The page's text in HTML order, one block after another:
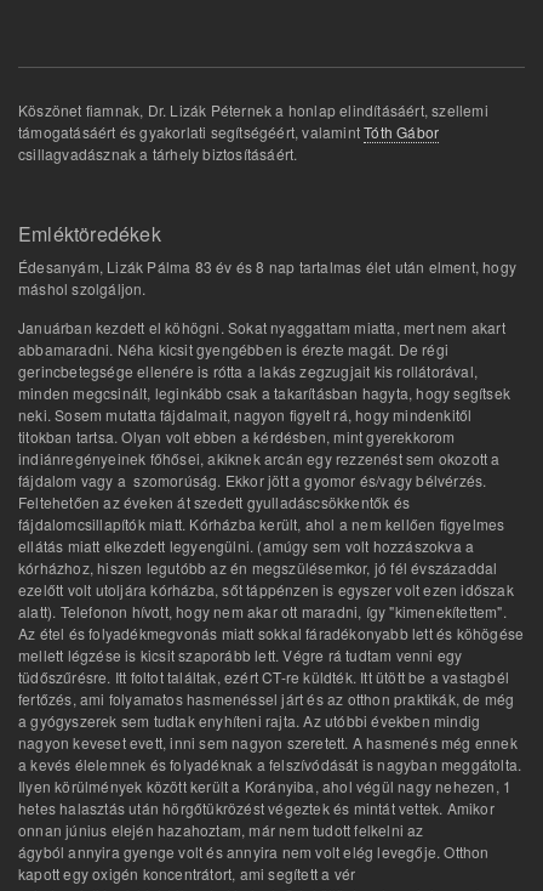
Köszönet fiamnak, Dr. Lizák Péternek a honlap elindításáért, szellemi
támogatásáért és gyakorlati segítségéért, valamintTóth Gábor
csillagvadásznak a tárhely biztosításáért.
Emléktöredékek
Édesanyám, Lizák Pálma 83 év és 8 nap tartalmas élet után elment, hogy
máshol szolgáljon.
Januárban kezdett el köhögni. Sokat nyaggattam miatta, mert nem akart
abbamaradni. Néha kicsit gyengébben is érezte magát. De régi
gerincbetegsége ellenére is rótta a lakás zegzugjait kis rollátorával,
minden megcsinált, leginkább csak a takarításban hagyta, hogy segítsek
neki. Sosem mutatta fájdalmait, nagyon figyelt rá, hogy mindenkitől
titokban tartsa. Olyan volt ebben a kérdésben, mint gyerekkorom
indiánregényeinek főhősei, akiknek arcán egy rezzenést sem okozott a
fájdalom vagy a szomorúság. Ekkor jött a gyomor és/vagy bélvérzés.
Feltehetően az éveken át szedett gyulladáscsökkentők és
fájdalomcsillapítók miatt. Kórházba került, ahol a nem kellően figyelmes
ellátás miatt elkezdett legyengülni. (amúgy sem volt hozzászokva a
kórházhoz, hiszen legutóbb az én megszülésemkor, jó fél évszázaddal
ezelőtt volt utoljára kórházba, sőt táppénzen is egyszer volt ezen időszak
alatt). Telefonon hívott, hogy nem akar ott maradni, így "kimenekítettem".
Az étel és folyadékmegvonás miatt sokkal fáradékonyabb lett és köhögése
mellett légzése is kicsit szaporább lett. Végre rá tudtam venni egy
tüdőszűrésre. Itt foltot találtak, ezért CT-re küldték. Itt ütött be a vastagbél
fertőzés, ami folyamatos hasmenéssel járt és az otthon praktikák, de még
a gyógyszerek sem tudtak enyhíteni rajta. Az utóbbi években mindig
nagyon keveset evett, inni sem nagyon szeretett. A hasmenés még ennek
a kevés élelemnek és folyadéknak a felszívódását is nagyban meggátolta.
Ilyen körülmények között került a Korányiba, ahol végül nagy nehezen, 1
hetes halasztás után hörgőtükrözést végeztek és mintát vettek. Amikor
onnan június elején hazahoztam, már nem tudott felkelni az
ágyból annyira gyenge volt és annyira nem volt elég levegője. Otthon
kapott egy oxigén koncentrátort, ami segített a vér